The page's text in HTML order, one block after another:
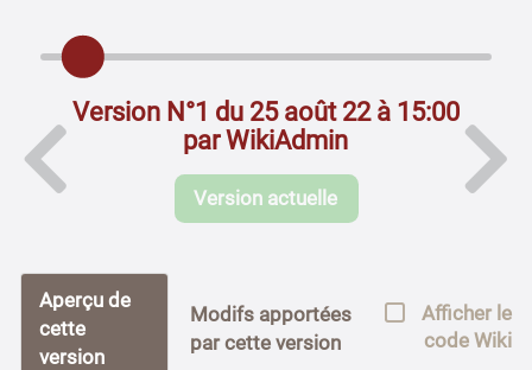
Version N°1 du 25 août 22 à 15:00
par WikiAdmin
Version actuelle
Aperçu de
cette
version
Modifs apportées
par cette version
Afficher le
code Wiki